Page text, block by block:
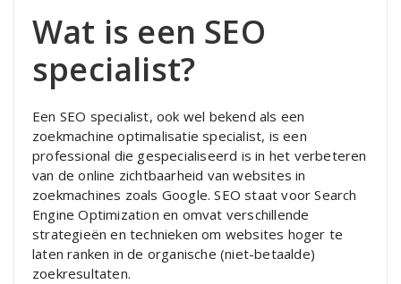
Wat is een SEO
specialist?
Een SEO specialist, ook wel bekend als een
zoekmachine optimalisatie specialist, is een
professional die gespecialiseerd is in het verbeteren
van de online zichtbaarheid van websites in
zoekmachines zoals Google. SEO staat voor Search
Engine Optimization en omvat verschillende
strategieën en technieken om websites hoger te
laten ranken in de organische (niet-betaalde)
zoekresultaten.